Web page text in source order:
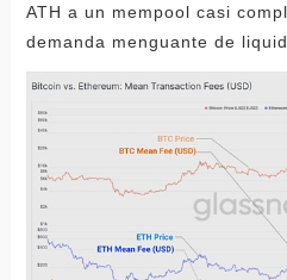
ATH a un mempool casi
demanda menguante de